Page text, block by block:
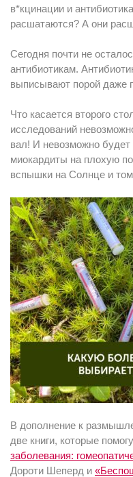
в*кцинации и
расшатаются? А они
Сегодня почти не
антибиотикам.
выписывают порой даже
Что касается второго
исследований
вал! И невозможно будет
миокардиты на плохую
вспышки на Солнце и
В дополнение к
две книги, которые
заболевания:
Дороти Шеперд и